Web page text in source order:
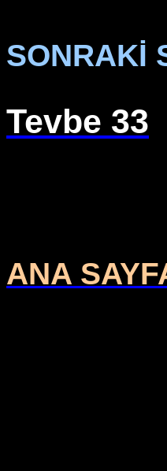
SONRAKİ
Tevbe 33
ANA